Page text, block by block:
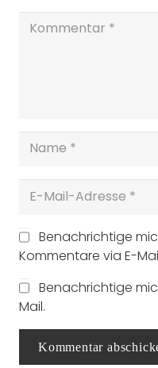
Benachrichtige
Kommentare via E-
Benachrichtige
Mail.
Kommentar